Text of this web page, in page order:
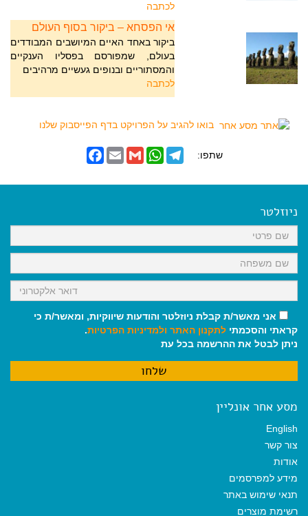
לכתבה
אי הפסחא – ביקור בסוף העולם
ביקור באחד האיים המיושבים המבודדים
בעולם, שמפורסם בפסליו הענקיים
והמסתוריים ובנופים געשיים מרהיבים
לכתבה
בואו להגיב על הפרויקט בדף הפייסבוק שלנו
שתפו:
F
a
e
k
E
m
i
G
m
i
W
h
t
p
T
e
e
m
ניוזלטר
אני מאשר/ת קבלת ניוזלטר והודעות שיווקיות, ומאשר/ת כי
קראתי והסכמתי לתקנון האתר ולמדיניות הפרטיות.
ניתן לבטל את ההרשמה בכל עת
מסע אחר אונליין
English
צור קשר
אודות
מידע למפרסמים
תנאי שימוש באתר
רשימת מוצרים